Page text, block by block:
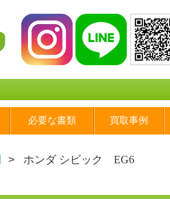
必要な書類 買取事例
ホンダ シビック EG6